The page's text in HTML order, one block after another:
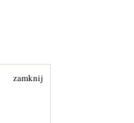
zamknij